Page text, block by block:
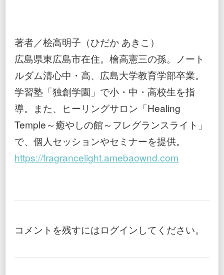
著者／桧高明子（ひだか あきこ）
広島県東広島市在住。檜高憲三の孫。ノート
ルダム清心中・高、広島大学教育学部卒業。
学習塾「独創学園」で小・中・高校生を指
導。また、ヒーリングサロン「Healing
Temple～癒やしの館～フレグランスライト」
で、個人セッションやセミナーを提供。
https://fragrancelight.amebaownd.com
コメントを残すにはログインしてください。